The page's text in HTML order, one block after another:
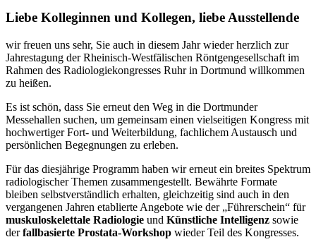
Liebe Kolleginnen und Kollegen, liebe Ausstellende
wir freuen uns sehr, Sie auch in diesem Jahr wieder herzlich zur
Jahrestagung der Rheinisch-Westfälischen Röntgengesellschaft im
Rahmen des Radiologiekongresses Ruhr in Dortmund willkommen
zu heißen.
Es ist schön, dass Sie erneut den Weg in die Dortmunder
Messehallen suchen, um gemeinsam einen vielseitigen Kongress mit
hochwertiger Fort- und Weiterbildung, fachlichem Austausch und
persönlichen Begegnungen zu erleben.
Für das diesjährige Programm haben wir erneut ein breites Spektrum
radiologischer Themen zusammengestellt. Bewährte Formate
bleiben selbstverständlich erhalten, gleichzeitig sind auch in den
vergangenen Jahren etablierte Angebote wie der „Führerschein“ für
muskuloskelettale Radiologie und Künstliche Intelligenz sowie
derfallbasierte Prostata-Workshop wieder Teil des Kongresses.